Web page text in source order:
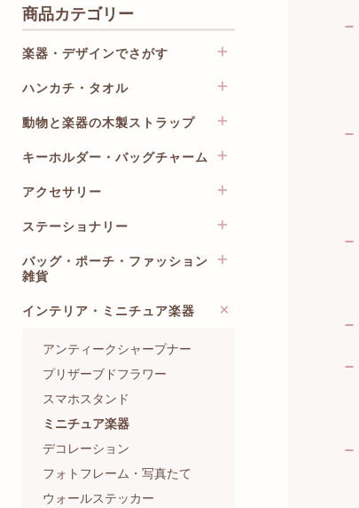
商品カテゴリー
楽器・デザインでさがす
音符・音楽記号・楽譜柄
鍵盤楽器
木管楽器
金管楽器
歌・合唱
チ
バレエ
ハンカチ・タオル
ito oto ししゅうハンカチ
猫のロンド～イニシャル
メロディーオーケストラ
コンセール
チックトーン
猫の楽団
ピルエット
サウンドオブミュージック
動物と楽器の木製ストラップ
楽器のストラップ
動物と楽器のストラップ
楽器の木製ブローチ
キーホルダー・バッグチャーム
オールミュージックシリーズ
バンカクラフト VANCA
DALLAITI レザーキーホルダー
リーズ
その他のキーホルダー・スト
ラップ
アクセサリー
イヤリング・ピアス
ネックレス・ペンダント
ブローチ・ブレスレット・リ
ヘアアクセサリー
ミニチュア楽器ピンバッジ
ネクタイピン
ネクタイ・リボン
アクセサリーボックス
ステーショナリー
クリアファイル
楽譜ファイル
ノート・メモ・付箋
クリップ・マグネット・鉛筆
削り
ペンケース・ブックカバー・
チケット/マルチケース
筆記用具
マスキングテープ
スタンプ
バッグ・ポーチ・ファッション
雑貨
レッスンバッグ・トートバッ
ポーチ・巾着・ティッシュケ
ース
サコッシュ・ボトルケース・
その他
折りたたみ傘
インテリア・ミニチュア楽器
アンティークシャープナー
プリザーブドフラワー
スマホスタンド
ミニチュア楽器
デコレーション
フォトフレーム・写真たて
ウォールステッカー